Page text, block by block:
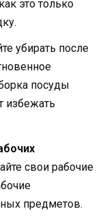
это только
убирать после
посуды
избежать
свои рабочие
предметов.